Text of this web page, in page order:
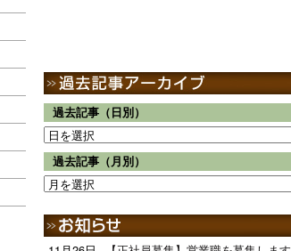
過去記事（日別）
過去記事（月別）